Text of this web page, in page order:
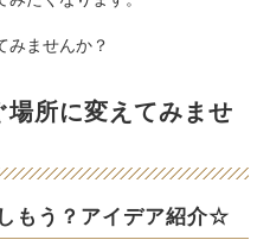
みませんか？
場所に変えてみませ
もう？アイデア紹介☆